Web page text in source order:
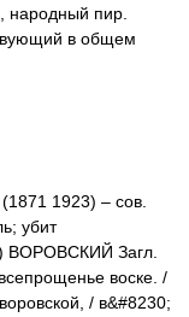
народный пир.
в общем
1923) – сов.
убит
ВОРОВСКИЙ Загл.
воске. /
/ в&#8230;